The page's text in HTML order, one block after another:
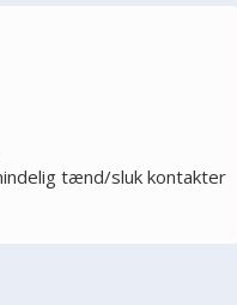
tænd/sluk kontakter